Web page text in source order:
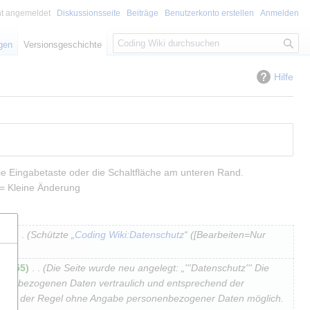
Hilfe
oder die Schaltfläche am unteren Rand.
= Kleine Änderung
Schützte „ Coding Wiki:Datenschutz“ ([Bearbeiten=Nur
+5.355
Die Seite wurde neu angelegt: „'''Datenschutz''' Die
Daten vertraulich und entsprechend der
in der Regel ohne Angabe personenbezogener Daten möglich.
angemeldet Diskussionsseite Beiträge Benutzerkonto erstellen Anmelden
Versionsgeschichte
S
u
e